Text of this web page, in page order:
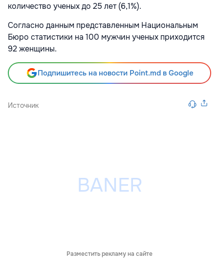
количество ученых до 25 лет (6,1%).
Согласно данным представленным Национальным
Бюро статистики на 100 мужчин ученых приходится
92 женщины.
Подпишитесь на новости Point.md в Google
Источник
Разместить рекламу на сайте